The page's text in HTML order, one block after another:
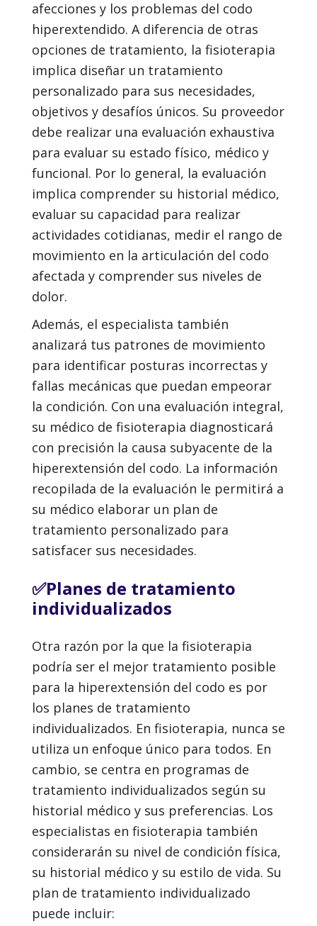
afecciones y los problemas del codo
hiperextendido. A diferencia de otras
opciones de tratamiento, la fisioterapia
implica diseñar un tratamiento
personalizado para sus necesidades,
objetivos y desafíos únicos. Su proveedor
debe realizar una evaluación exhaustiva
para evaluar su estado físico, médico y
funcional. Por lo general, la evaluación
implica comprender su historial médico,
evaluar su capacidad para realizar
actividades cotidianas, medir el rango de
movimiento en la articulación del codo
afectada y comprender sus niveles de
dolor.
Además, el especialista también
analizará tus patrones de movimiento
para identificar posturas incorrectas y
fallas mecánicas que puedan empeorar
la condición. Con una evaluación integral,
su médico de fisioterapia diagnosticará
con precisión la causa subyacente de la
hiperextensión del codo. La información
recopilada de la evaluación le permitirá a
su médico elaborar un plan de
tratamiento personalizado para
satisfacer sus necesidades.
✅Planes de tratamiento
individualizados
Otra razón por la que la fisioterapia
podría ser el mejor tratamiento posible
para la hiperextensión del codo es por
los planes de tratamiento
individualizados. En fisioterapia, nunca se
utiliza un enfoque único para todos. En
cambio, se centra en programas de
tratamiento individualizados según su
historial médico y sus preferencias. Los
especialistas en fisioterapia también
considerarán su nivel de condición física,
su historial médico y su estilo de vida. Su
plan de tratamiento individualizado
puede incluir: